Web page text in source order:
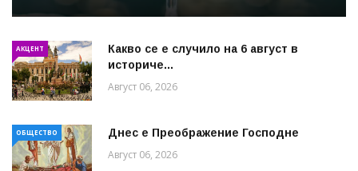
АКЦЕНТ
Какво се е случило на 6 август в
историче...
Август 06, 2026
ОБЩЕСТВО Днес е Преображение Господне
Август 06, 2026